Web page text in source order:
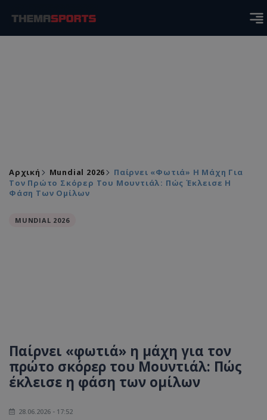
Αρχική Mundial 2026
Παίρνει «φωτιά» Η Μάχη Για
Τον Πρώτο Σκόρερ Του Μουντιάλ: Πώς Έκλεισε Η
Φάση Των Ομίλων
MUNDIAL 2026
Παίρνει «φωτιά» η μάχη για τον
πρώτο σκόρερ του Μουντιάλ: Πώς
έκλεισε η φάση των ομίλων
28.06.2026 - 17:52